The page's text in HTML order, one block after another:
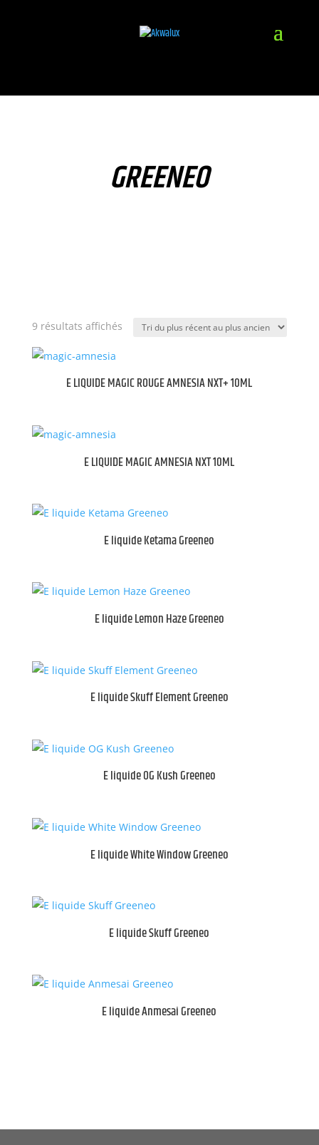
GREENEO
9 résultats affichésTrié
au
E LIQUIDE MAGIC ROUGE AMNESIA NXT+ 10ML
E LIQUIDE MAGIC AMNESIA NXT 10ML
E liquide Ketama Greeneo
E liquide Lemon Haze Greeneo
E liquide Skuff Element Greeneo
E liquide OG Kush Greeneo
E liquide White Window Greeneo
E liquide Skuff Greeneo
E liquide Anmesai Greeneo